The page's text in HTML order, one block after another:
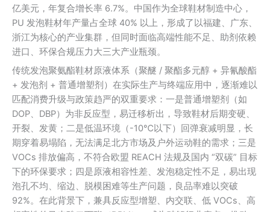
亿美元，年复合增长率 6.7%。中国作为全球鞋材制造中心，
PU 发泡鞋材年产量占全球 40% 以上，形成了以福建、广东、
浙江为核心的产业集群，但同时面临高端性能不足、助剂依赖
进口、环保合规压力大三大产业瓶颈。
传统发泡聚氨酯鞋材原液体系（聚醚 / 聚酯多元醇 + 异氰酸酯
+ 发泡剂 + 普通增塑剂）在实际生产与终端应用中，逐渐难以
匹配消费升级与政策趋严的双重要求：一是普通增塑剂（如
DOP、DBP）为非反应型，易迁移析出，导致鞋材后期变硬、
开裂、发黄；二是低温环境（-10℃以下）回弹衰减明显，长
期穿着易塌陷，无法满足北方市场及户外运动鞋的需求；三是
VOCs 排放偏高，不符合欧盟 REACH 法规及国内 “双碳” 目标
下的环保要求；四是原液相容性差、发泡稳定性不足，易出现
泡孔不均、缩边、脱模困难等生产问题，良品率难以突破
92%。在此背景下，兼具反应型增塑、内交联、低 VOCs、高